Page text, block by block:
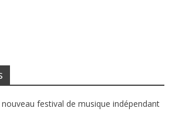
festival de musique indépendant